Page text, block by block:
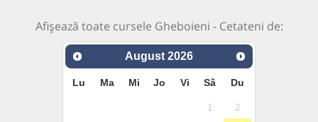
Afișează toate cursele Gheboieni - Cetateni de:
August 2026
Lu Ma Mi Jo Vi Sâ Du
1
2